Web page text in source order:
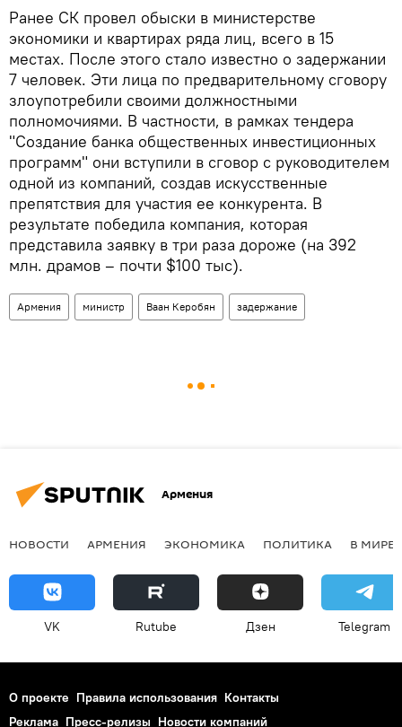
Ранее СК провел обыски в министерстве
экономики и квартирах ряда лиц, всего в 15
местах. После этого стало известно о задержании
7 человек. Эти лица по предварительному сговору
злоупотребили своими должностными
полномочиями. В частности, в рамках тендера
"Создание банка общественных инвестиционных
программ" они вступили в сговор с руководителем
одной из компаний, создав искусственные
препятствия для участия ее конкурента. В
результате победила компания, которая
представила заявку в три раза дороже (на 392
млн. драмов – почти $100 тыс).
Армения министр Ваан Керобян задержание
Армения
НОВОСТИ АРМЕНИЯ ЭКОНОМИКА ПОЛИТИКА В МИРЕ
VK Rutube Дзен Telegram
О проекте Правила использования Контакты
Реклама Пресс-релизы Новости компаний